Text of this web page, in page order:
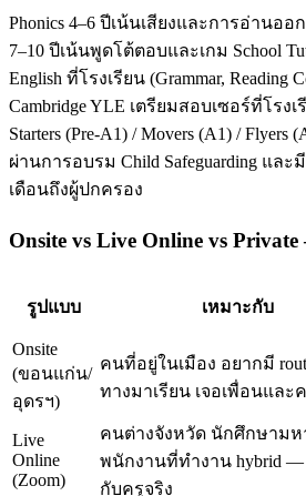
Phonics 4–6 ปีเน้นเสียงและการอ่านออก
7–10 ปีเน้นพูดโต้ตอบและเกม School
English ที่โรงเรียน (Grammar, Reading
Cambridge YLE เตรียมสอบเซอร์ที่โร
Starters (Pre-A1) / Movers (A1) /
ผ่านการอบรม Child Safeguarding แล
เดือนถึงผู้ปกครอง
Onsite vs Live Online vs
รูปแบบ เหมาะกับ
Onsite
(ขอนแก่น/
อุดรฯ)
คนที่อยู่ในเมือง อยากมี
ทางมาเรียน เจอเพื่อนและ
Live
Online
(Zoom)
คนต่างจังหวัด นักศึกษามห
พนักงานที่ทำงาน hybrid —
กับครูจริง